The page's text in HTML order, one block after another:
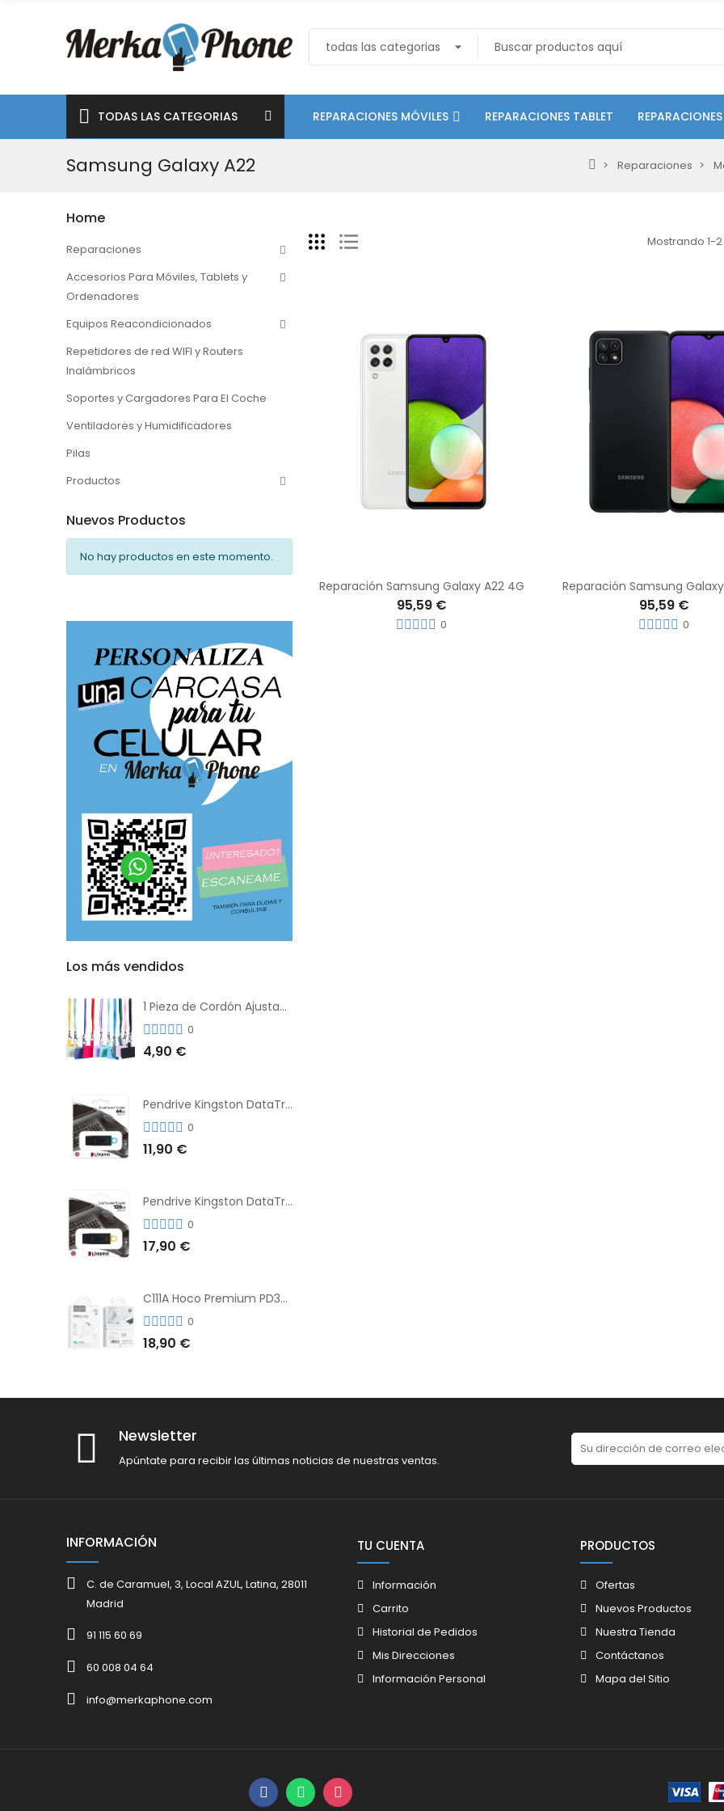
TODAS LAS CATEGORIAS REPARACIONES MÓVILES REPARACIONES TABLET
Samsung Galaxy A22 Reparaciones
Home
Reparaciones
Accesorios Para Móviles, Tablets y
Ordenadores
Equipos Reacondicionados
Repetidores de red WIFI y Routers
Inalámbricos
Soportes y Cargadores Para El Coche
Ventiladores y Humidificadores
Pilas
Productos
Nuevos Productos
No hay productos en este momento.
Los más vendidos
1 Pieza de Cordón Ajustable Universal Para el Teléfono Con Clip Antipérdida
0
4,90 €
Pendrive Kingston DataTraveler® Exodia™ 64GB 3.2'
0
11,90 €
Pendrive Kingston DataTraveler® Exodia™ 128GB 3.2´
0
17,90 €
C111A Hoco Premium PD30W Adaptador de Carga Rápida Puerto Dual USB+Tipo C + Cable
0
18,90 €
Mostrando 1-
Reparación Samsung Galaxy A22 4G
95,59 €
0
Reparación Samsung
95,59 €
0
Newsletter
Apúntate para recibir las últimas noticias de nuestras ventas.
INFORMACIÓN
C. de Caramuel, 3, Local AZUL, Latina, 28011
Madrid
91 115 60 69
60 008 04 64
info@merkaphone.com
TU CUENTA
Información
Carrito
Historial de Pedidos
Mis Direcciones
Información Personal
PRODUCTOS
Ofertas
Nuevos Productos
Nuestra Tienda
Contáctanos
Mapa del Sitio